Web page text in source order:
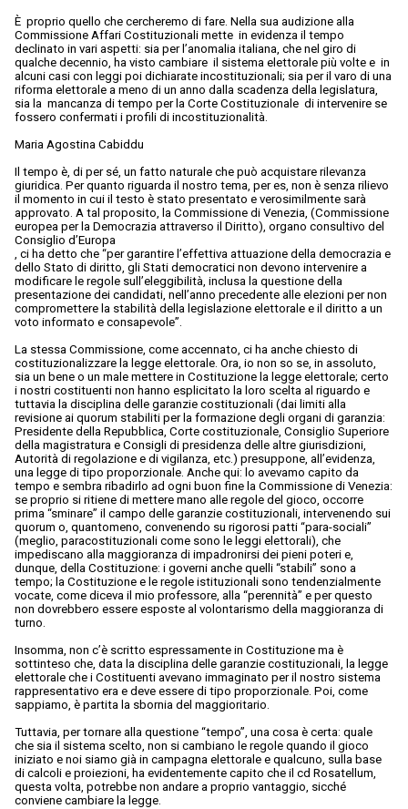
È proprio quello che cercheremo di fare. Nella sua audizione alla
Commissione Affari Costituzionali mette in evidenza il tempo
declinato in vari aspetti: sia per l’anomalia italiana, che nel giro di
qualche decennio, ha visto cambiare il sistema elettorale più volte e in
alcuni casi con leggi poi dichiarate incostituzionali; sia per il varo di una
riforma elettorale a meno di un anno dalla scadenza della legislatura,
sia la mancanza di tempo per la Corte Costituzionale di intervenire se
fossero confermati i profili di incostituzionalità.
Maria Agostina Cabiddu
Il tempo è, di per sé, un fatto naturale che può acquistare rilevanza
giuridica. Per quanto riguarda il nostro tema, per es, non è senza rilievo
il momento in cui il testo è stato presentato e verosimilmente sarà
approvato. A tal proposito, la Commissione di Venezia, (Commissione
europea per la Democrazia attraverso il Diritto), organo consultivo del
Consiglio d’Europa
, ci ha detto che “per garantire l’effettiva attuazione della democrazia e
dello Stato di diritto, gli Stati democratici non devono intervenire a
modificare le regole sull’eleggibilità, inclusa la questione della
presentazione dei candidati, nell’anno precedente alle elezioni per non
compromettere la stabilità della legislazione elettorale e il diritto a un
voto informato e consapevole”.
La stessa Commissione, come accennato, ci ha anche chiesto di
costituzionalizzare la legge elettorale. Ora, io non so se, in assoluto,
sia un bene o un male mettere in Costituzione la legge elettorale; certo
i nostri costituenti non hanno esplicitato la loro scelta al riguardo e
tuttavia la disciplina delle garanzie costituzionali (dai limiti alla
revisione ai quorum stabiliti per la formazione degli organi di garanzia:
Presidente della Repubblica, Corte costituzionale, Consiglio Superiore
della magistratura e Consigli di presidenza delle altre giurisdizioni,
Autorità di regolazione e di vigilanza, etc.) presuppone, all’evidenza,
una legge di tipo proporzionale. Anche qui: lo avevamo capito da
tempo e sembra ribadirlo ad ogni buon fine la Commissione di Venezia:
se proprio si ritiene di mettere mano alle regole del gioco, occorre
prima “sminare” il campo delle garanzie costituzionali, intervenendo sui
quorum o, quantomeno, convenendo su rigorosi patti “para-sociali”
(meglio, paracostituzionali come sono le leggi elettorali), che
impediscano alla maggioranza di impadronirsi dei pieni poteri e,
dunque, della Costituzione: i governi anche quelli “stabili” sono a
tempo; la Costituzione e le regole istituzionali sono tendenzialmente
vocate, come diceva il mio professore, alla “perennità” e per questo
non dovrebbero essere esposte al volontarismo della maggioranza di
turno.
Insomma, non c’è scritto espressamente in Costituzione ma è
sottinteso che, data la disciplina delle garanzie costituzionali, la legge
elettorale che i Costituenti avevano immaginato per il nostro sistema
rappresentativo era e deve essere di tipo proporzionale. Poi, come
sappiamo, è partita la sbornia del maggioritario.
Tuttavia, per tornare alla questione “tempo”, una cosa è certa: quale
che sia il sistema scelto, non si cambiano le regole quando il gioco
iniziato e noi siamo già in campagna elettorale e qualcuno, sulla base
di calcoli e proiezioni, ha evidentemente capito che il cd Rosatellum,
questa volta, potrebbe non andare a proprio vantaggio, sicché
conviene cambiare la legge.